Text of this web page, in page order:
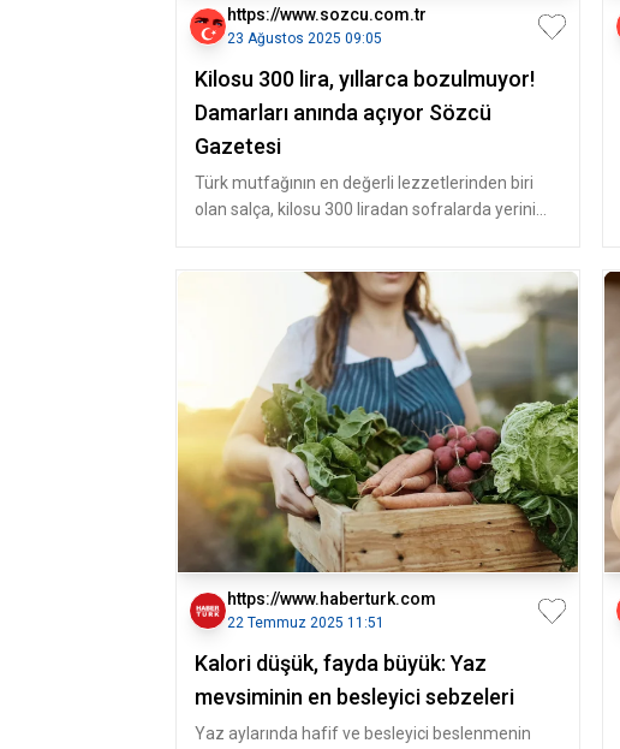
https://www.sozcu.com.tr
23 Ağustos 2025 09:05
Kilosu 300 lira, yıllarca bozulmuyor!
Damarları anında açıyor Sözcü
Gazetesi
Türk mutfağının en değerli lezzetlerinden biri
olan salça, kilosu 300 liradan sofralarda yerini
https://www.haberturk.com
22 Temmuz 2025 11:51
Kalori düşük, fayda büyük: Yaz
mevsiminin en besleyici sebzeleri
Yaz aylarında hafif ve besleyici beslenmenin